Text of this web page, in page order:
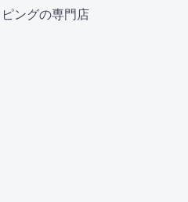
ングの専門店